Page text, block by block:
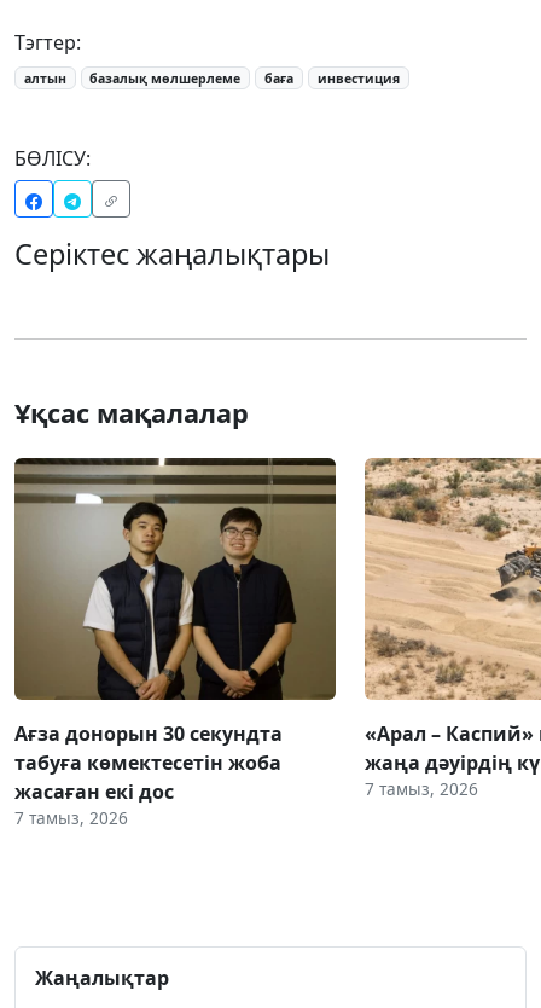
Тэгтер:
алтын базалық мөлшерлеме баға инвестиция
БӨЛІСУ:
Серіктес жаңалықтары
Ұқсас мақалалар
Ағза донорын 30 секундта
табуға көмектесетін жоба
жасаған екі дос
7 тамыз, 2026
«Арал – Каспий»
жаңа дәуірдің
7 тамыз, 2026
Жаңалықтар